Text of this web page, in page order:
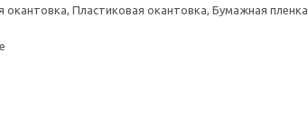
Пластиковая окантовка, Бумажная пленка